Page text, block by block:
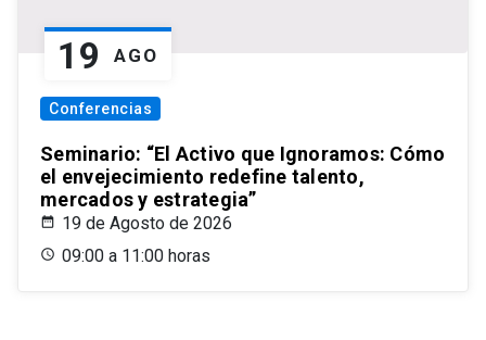
19 AGO
Conferencias
Seminario: “El Activo que Ignoramos: Cómo
el envejecimiento redefine talento,
mercados y estrategia”
19 de Agosto de 2026
09:00 a 11:00 horas